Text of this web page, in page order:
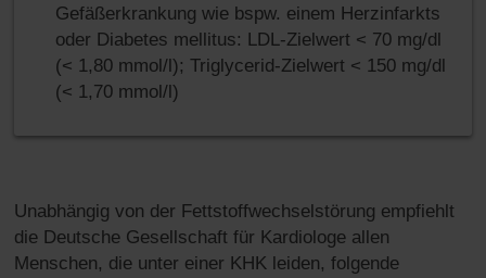
Gefäßerkrankung wie bspw. einem Herzinfarkts
oder Diabetes mellitus: LDL-Zielwert < 70 mg/dl
(< 1,80 mmol/l); Triglycerid-Zielwert < 150 mg/dl
(< 1,70 mmol/l)
Unabhängig von der Fettstoffwechselstörung empfiehlt
die Deutsche Gesellschaft für Kardiologe allen
Menschen, die unter einer KHK leiden, folgende